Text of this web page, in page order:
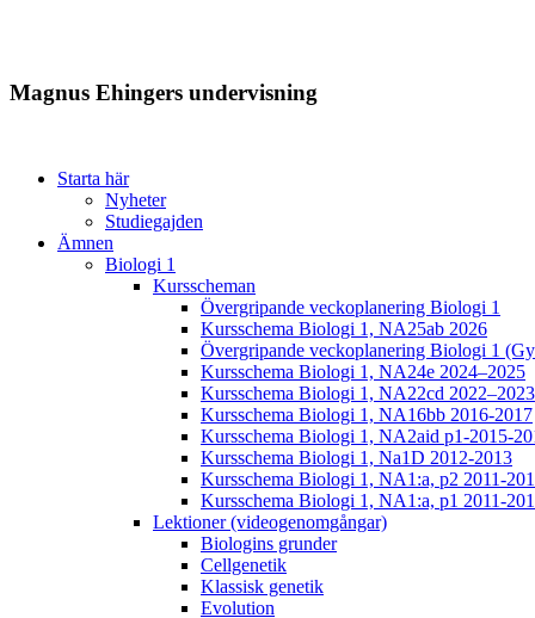
Magnus Ehingers undervisning
Starta här
Nyheter
Studiegajden
Ämnen
Biologi 1
Kursscheman
Övergripande veckoplanering Biologi 1
Kursschema Biologi 1, NA25ab 2026
Övergripande veckoplanering Biologi 1
Kursschema Biologi 1, NA24e 2024–2025
Kursschema Biologi 1, NA22cd 2022–2023
Kursschema Biologi 1, NA16bb 2016-2017
Kursschema Biologi 1, NA2aid p1-2015-
Kursschema Biologi 1, Na1D 2012-2013
Kursschema Biologi 1, NA1:a, p2 2011-
Kursschema Biologi 1, NA1:a, p1 2011-
Lektioner (videogenomgångar)
Biologins grunder
Cellgenetik
Klassisk genetik
Evolution